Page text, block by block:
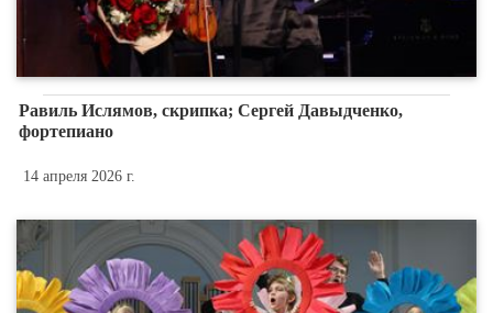
Равиль Ислямов, скрипка; Сергей Давыдченко,
фортепиано
14 апреля 2026 г.